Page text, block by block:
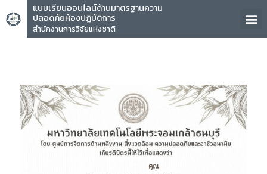
แบบเรียนออนไลน์ด้านมาตรฐานความ
ปลอดภัยห้องปฏิบัติการ
สำนักงานการวิจัยแห่งชาติ
คุณ